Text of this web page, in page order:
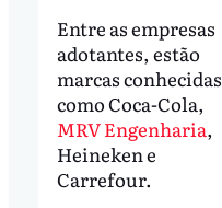
Entre as empresas
adotantes, estão
marcas conhecidas
como Coca-Cola,
MRV Engenharia,
Heineken e
Carrefour.